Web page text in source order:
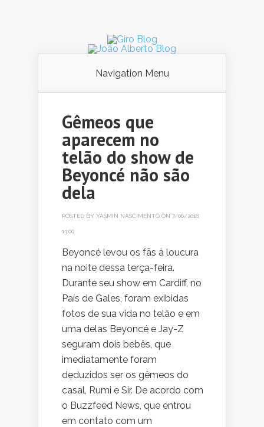
Navigation Menu
Gêmeos que
aparecem no
telão do show de
Beyoncé não são
dela
POSTED BY YASMIN NASCIMENTO ON 7/06/2018,
13:00
Beyoncé levou os fãs à loucura
na noite dessa terça-feira.
Durante seu show em Cardiff, no
País de Gales, foram exibidas
fotos de sua vida no telão e em
uma delas Beyoncé e Jay-Z
seguram dois bebês, que
imediatamente foram
deduzidos ser os gêmeos do
casal, Rumi e Sir. De acordo com
o Buzzfeed News, que entrou
em contato com um